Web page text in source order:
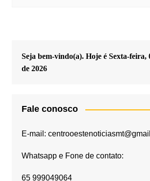
Seja bem-vindo(a). Hoje é Sexta-feira,
de 2026
Fale conosco
E-mail:
Whatsapp e Fone de contato:
65 999049064